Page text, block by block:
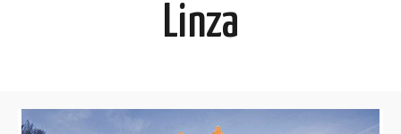
Linza